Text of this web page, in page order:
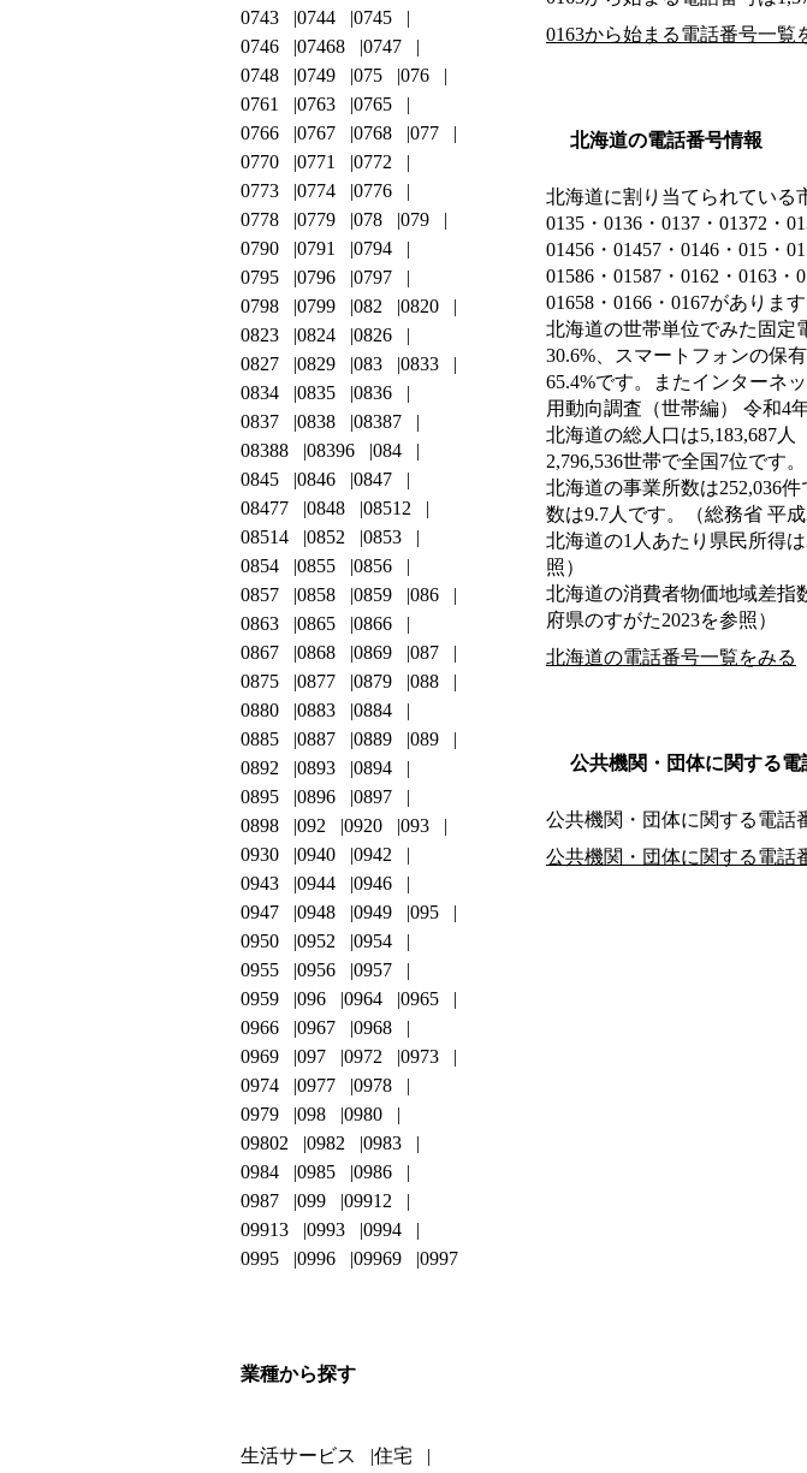
0163から始まる電話番号一覧
北海道の電話番号情報
北海道に割り当てられている
0135・0136・0137・01372・
01456・01457・0146・015・
01586・01587・0162・0163・
01658・0166・0167があります
北海道の世帯単位でみた固定
30.6%、スマートフォンの保
65.4%です。またインターネ
用動向調査（世帯編） 令和4
北海道の総人口は5,183,687人
2,796,536世帯で全国7位です
北海道の事業所数は252,036
数は9.7人です。（総務省 平
北海道の1人あたり県民所得
照）
北海道の消費者物価地域差指
府県のすがた2023を参照）
北海道の電話番号一覧をみる
公共機関・団体に関する電
公共機関・団体に関する電話
公共機関・団体に関する電話
0743
0744
0745
0746
07468
0747
0748
0749 075
076
0761
0763
0765
0766
0767 0768
077
0770
0771
0772
0773
0774
0776
0778
0779 078
079
0790
0791
0794
0795
0796
0797
0798
0799 082
0820
0823
0824
0826
0827
0829 083
0833
0834
0835
0836
0837
0838
08387
08388
08396
084
0845
0846
0847
08477
0848
08512
08514
0852
0853
0854
0855
0856
0857
0858 0859
086
0863
0865
0866
0867
0868 0869
087
0875
0877 0879
088
0880
0883
0884
0885
0887 0889
089
0892
0893
0894
0895
0896
0897
0898
092 0920
093
0930
0940
0942
0943
0944
0946
0947
0948 0949
095
0950
0952
0954
0955
0956
0957
0959
096 0964
0965
0966
0967
0968
0969
097 0972
0973
0974
0977
0978
0979
098
0980
09802
0982
0983
0984
0985
0986
0987
099
09912
09913
0993
0994
0995
0996 09969 0997
業種から探す
生活サービス 住宅